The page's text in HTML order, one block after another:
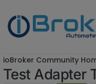
ioBroker Community
Test Adapter